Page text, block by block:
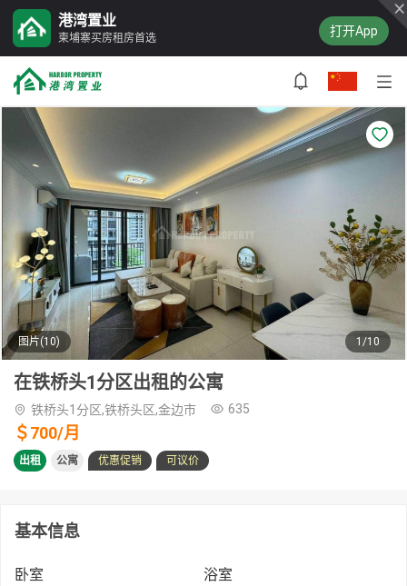
港湾置业
柬埔寨买房租房首选 打开App
图片(10) 1/10
在铁桥头1分区出租的公寓
铁桥头1分区,铁桥头区,金边市 635
＄700/月
出租 公寓 优惠促销 可议价
基本信息
卧室
浴室